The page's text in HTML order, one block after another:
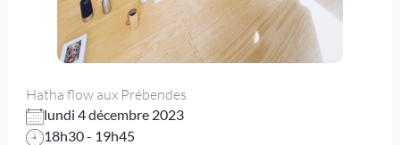
Hatha flow aux Prébendes
lundi 4 décembre 2023
18h30 - 19h45